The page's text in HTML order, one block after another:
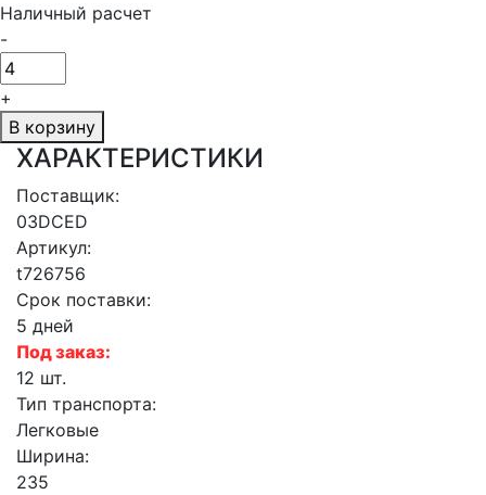
ХАРАКТЕРИСТИКИ
Поставщик:
03DCED
Артикул:
t726756
Срок поставки:
5 дней
Под заказ:
12 шт.
Тип транспорта:
Легковые
Ширина:
235
Наличный расчет
-
+
В корзину